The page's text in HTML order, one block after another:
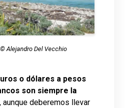
Alejandro Del Vecchio
o dólares a pesos
son siempre la
, aunque deberemos llevar